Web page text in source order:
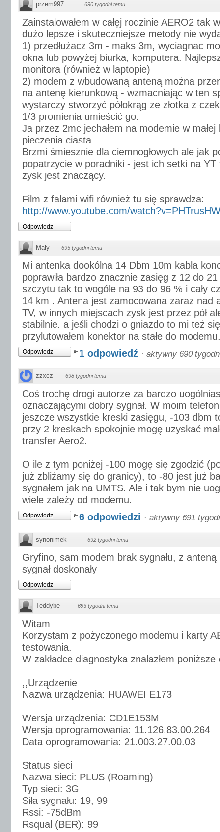
przem997 · 690 tygodni temu
Zainstalowałem w całęj rodzinie AERO2 tak
dużo lepsze i skuteczniejsze metody nie
1) przedłużacz 3m - maks 3m, wyciagnac
okna lub powyżej biurka, komputera.
monitora (również w laptopie)
2) modem z wbudowaną anteną można
na antenę kierunkową - wzmacniając w ten
wystarczy stworzyć półokrąg ze złotka z
1/3 promienia umieścić go.
Ja przez 2mc jechałem na modemie w małej
pieczenia ciasta.
Brzmi śmiesznie dla ciemnogłowych ale jak
popatrzycie w poradniki - jest ich setki na
zysk jest znaczący.
Film z falami wifi również tu się sprawdza:
http://www.youtube.com/
Odpowiedz
Mały · 695 tygodni temu
Mi antenka dookólna 14 Dbm 10m kabla
poprawiła bardzo znacznie zasięg z 12 do
szczytu tak to wogóle na 93 do 96 % i cały
14 km . Antena jest zamocowana zaraz nad
TV, w innych miejscach zysk jest przez pół
stabilnie. a jeśli chodzi o gniazdo to mi też
przylutowałem konektor na stałe do modemu.
Odpowiedz 1 odpowiedź · aktywny 690
zzxcz · 698 tygodni temu
Coś trochę drogi autorze za bardzo
oznaczającymi dobry sygnał. W moim
jeszcze wszystkie kreski zasięgu, -103 dbm
przy 2 kreskach spokojnie mogę uzyskać
transfer Aero2.
O ile z tym poniżej -100 mogę się zgodzić
już zbliżamy się do granicy), to -80 jest już
sygnałem jak na UMTS. Ale i tak bym nie
wiele zależy od modemu.
Odpowiedz 6 odpowiedzi · aktywny 691
synonimek · 692 tygodni temu
Gryfino, sam modem brak sygnału, z
sygnał doskonały
Odpowiedz
Teddybe · 693 tygodni temu
Witam
Korzystam z pożyczonego modemu i karty
testowania.
W zakładce diagnostyka znalazłem poniższe
,,Urządzenie
Nazwa urządzenia: HUAWEI E173
Wersja urządzenia: CD1E153M
Wersja oprogramowania: 11.126.83.00.264
Data oprogramowania: 21.003.27.00.03
Status sieci
Nazwa sieci: PLUS (Roaming)
Typ sieci: 3G
Siła sygnału: 19, 99
Rssi: -75dBm
Rsqual (BER): 99